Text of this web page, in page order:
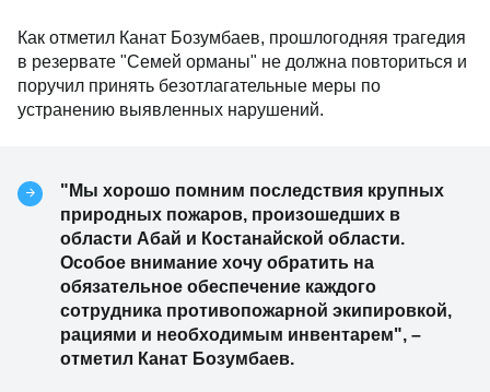
Как отметил Канат Бозумбаев, прошлогодняя трагедия
в резервате "Семей орманы" не должна повториться и
поручил принять безотлагательные меры по
устранению выявленных нарушений.
"Мы хорошо помним последствия крупных
природных пожаров, произошедших в
области Абай и Костанайской области.
Особое внимание хочу обратить на
обязательное обеспечение каждого
сотрудника противопожарной экипировкой,
рациями и необходимым инвентарем", –
отметил Канат Бозумбаев.